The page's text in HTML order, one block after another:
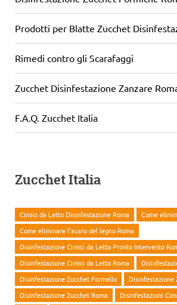
Prodotti per Blatte Zucchet
Rimedi contro gli Scarafaggi
Zucchet Disinfestazione Zanzare
F.A.Q. Zucchet Italia
Zucchet Italia
Cimici da Letto Disinfestazione Roma
Come
Come eliminare l'acaro del legno Roma
Disinfestazione Cimici da Letto Pronto Intervento
Disinfestazione Cimici da Letto Roma
Disinfestazione Zucchet Formello
Disinfestazione
Disinfestazione Zucchet Roma
Disinfestazioni